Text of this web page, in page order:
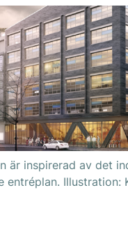
är inspirerad av det
entréplan. Illustration: